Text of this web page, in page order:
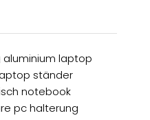
laptop
ständer
notebook
pc halterung